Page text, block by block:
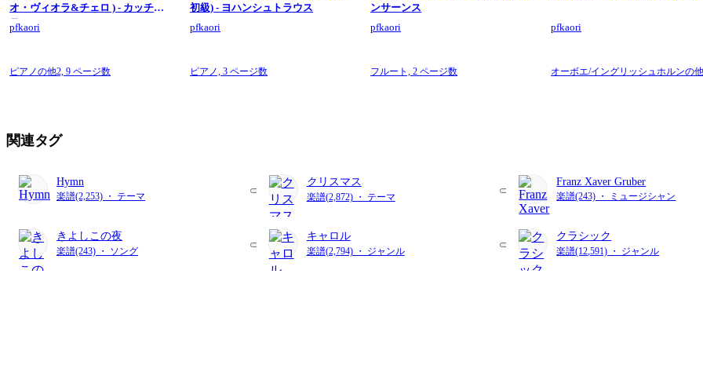
オ・ヴィオラ&チェロ ) - カッチー
ニ
pfkaori
ピアノの他2, 9 ページ数
初級) - ヨハンシュトラウス
pfkaori
ピアノ,3 ページ数
ンサーンス
pfkaori
フルート,2 ページ数
pfkaori
オーボエ/イングリッシュホルンの
関連タグ
Hymn
楽譜(2,253) ・ テーマ
クリスマス
楽譜(2,872) ・ テーマ
Franz Xaver Gruber
楽譜(243) ・ ミュージシャン
きよしこの夜
楽譜(243) ・ ソング
キャロル
楽譜(2,794) ・ ジャンル
クラシック
楽譜(12,591) ・ ジャンル